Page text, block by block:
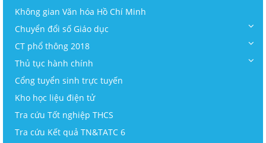
Không gian Văn hóa Hồ Chí Minh
Chuyển đổi số Giáo dục
CT phổ thông 2018
Thủ tục hành chính
Cổng tuyển sinh trực tuyến
Kho học liệu điện tử
Tra cứu Tốt nghiệp THCS
Tra cứu Kết quả TN&TATC 6